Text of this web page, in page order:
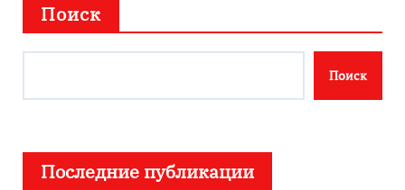
Поиск
Поиск
Последние публикации